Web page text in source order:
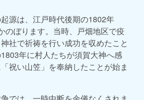
源は、江戸時代後期の1802年
のぼります。当時、戸畑地区で疫
社で祈祷を行い成功を収めたこと
年に村人たちが須賀大神へ感
祝い山笠」を奉納したことが始ま